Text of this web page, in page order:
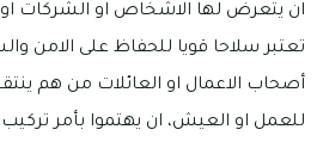
ان يتعرض لها الاشخاص او الشركات او
تعتبر سلاحا قويا للحفاظ على الامن
أصحاب الاعمال او العائلات من هم
للعمل او العيش، ان يهتموا بأمر تركيب